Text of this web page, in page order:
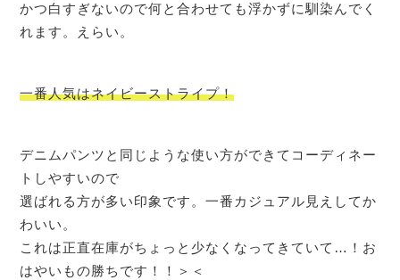
かつ白すぎないので何と合わせても浮かずに馴染んでく
れます。えらい。
一番人気はネイビーストライプ！
デニムパンツと同じような使い方ができてコーディネー
トしやすいので
選ばれる方が多い印象です。一番カジュアル見えしてか
わいい。
これは正直在庫がちょっと少なくなってきていて…！お
はやいもの勝ちです！！＞＜